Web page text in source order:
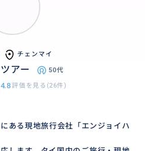
チェンマイ
アー 50代
4.8評価を見る(26件)
ある現地旅行会社「エンジョイハ